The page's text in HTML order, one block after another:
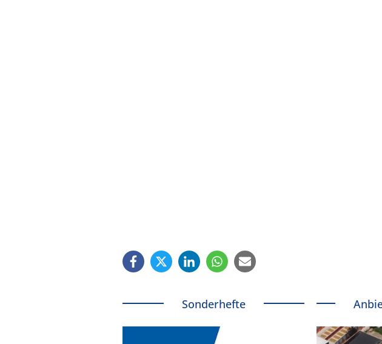
Sonderhefte